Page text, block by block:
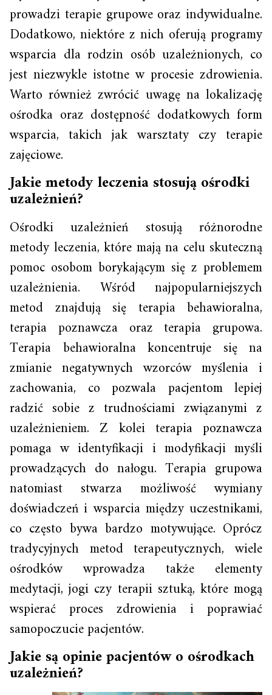
prowadzi terapie grupowe oraz indywidualne.
Dodatkowo, niektóre z nich oferują programy
wsparcia dla rodzin osób uzależnionych, co
jest niezwykle istotne w procesie zdrowienia.
Warto również zwrócić uwagę na lokalizację
ośrodka oraz dostępność dodatkowych form
wsparcia, takich jak warsztaty czy terapie
zajęciowe.
Jakie metody leczenia stosują ośrodki
uzależnień?
Ośrodki uzależnień stosują różnorodne
metody leczenia, które mają na celu skuteczną
pomoc osobom borykającym się z problemem
uzależnienia. Wśród najpopularniejszych
metod znajdują się terapia behawioralna,
terapia poznawcza oraz terapia grupowa.
Terapia behawioralna koncentruje się na
zmianie negatywnych wzorców myślenia i
zachowania, co pozwala pacjentom lepiej
radzić sobie z trudnościami związanymi z
uzależnieniem. Z kolei terapia poznawcza
pomaga w identyfikacji i modyfikacji myśli
prowadzących do nałogu. Terapia grupowa
natomiast stwarza możliwość wymiany
doświadczeń i wsparcia między uczestnikami,
co często bywa bardzo motywujące. Oprócz
tradycyjnych metod terapeutycznych, wiele
ośrodków wprowadza także elementy
medytacji, jogi czy terapii sztuką, które mogą
wspierać proces zdrowienia i poprawiać
samopoczucie pacjentów.
Jakie są opinie pacjentów o ośrodkach
uzależnień?